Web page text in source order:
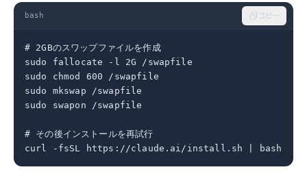
bash コピー
# 2GBのスワップファイルを作成
sudo fallocate -l 2G /swapfile
sudo chmod 600 /swapfile
sudo mkswap /swapfile
sudo swapon /swapfile
# その後インストールを再試行
curl -fsSL https://claude.ai/install.sh | bash